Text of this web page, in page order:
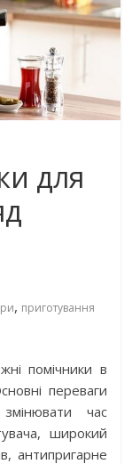
для
, приготування
помічники в
переваги
час
широкий
антипригарне